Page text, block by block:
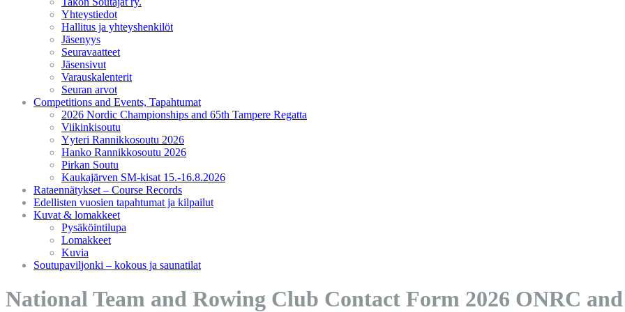
Yhteystiedot
Hallitus ja yhteyshenkilöt
Jäsenyys
Seuravaatteet
Jäsensivut
Varauskalenterit
Seuran arvot
Competitions and Events, Tapahtumat
2026 Nordic Championships and 65th Tampere Regatta
Viikinkisoutu
Yyteri Rannikkosoutu 2026
Hanko Rannikkosoutu 2026
Pirkan Soutu
Kaukajärven SM-kisat 15.-16.8.2026
Rataennätykset – Course Records
Edellisten vuosien tapahtumat ja kilpailut
Kuvat & lomakkeet
Pysäköintilupa
Lomakkeet
Kuvia
Soutupaviljonki – kokous ja saunatilat
National Team and Rowing Club Contact Form 2026 ONRC